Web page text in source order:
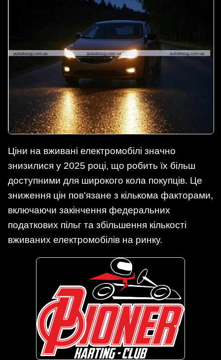
Ціни на вживані електромобілі значно
знизилися у 2025 році, що робить їх більш
доступними для широкого кола покупців. Це
зниження цін пов'язане з кількома факторами,
включаючи закінчення федеральних
податкових пільг та збільшення кількості
вживаних електромобілів на ринку.